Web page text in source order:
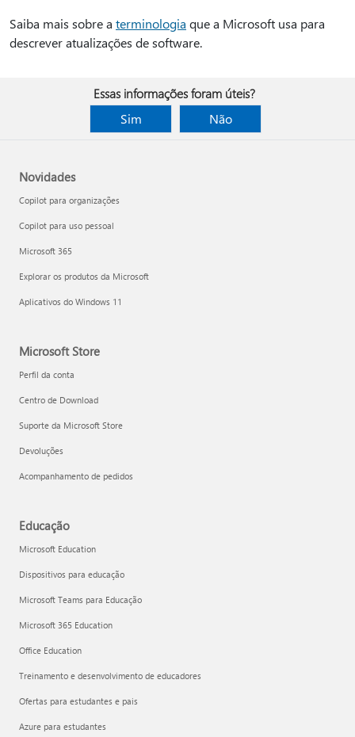
Saiba mais sobre a terminologia que a Microsoft usa para
descrever atualizações de software.
Essas informações foram úteis?
Sim
Não
Novidades
Copilot para organizações
Copilot para uso pessoal
Microsoft 365
Explorar os produtos da Microsoft
Aplicativos do Windows 11
Microsoft Store
Perfil da conta
Centro de Download
Suporte da Microsoft Store
Devoluções
Acompanhamento de pedidos
Educação
Microsoft Education
Dispositivos para educação
Microsoft Teams para Educação
Microsoft 365 Education
Office Education
Treinamento e desenvolvimento de educadores
Ofertas para estudantes e pais
Azure para estudantes